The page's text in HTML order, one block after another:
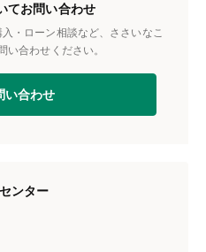
てお問い合わせ
・ローン相談など、ささいなこ
い合わせください。
い合わせ
ンター